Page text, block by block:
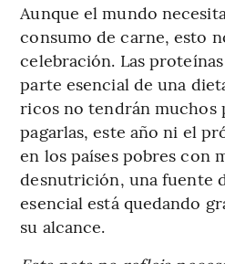
Aunque el mundo
consumo de carne, esto
celebración. Las
parte esencial de una
ricos no tendrán muchos
pagarlas, este año ni el
en los países pobres con
desnutrición, una fuente
esencial está quedando
su alcance.